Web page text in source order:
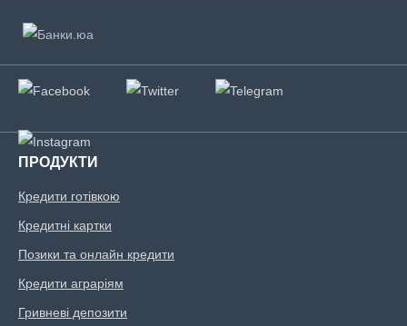
ПРОДУКТИ
Кредити готівкою
Кредитні картки
Позики та онлайн кредити
Кредити аграріям
Гривневі депозити